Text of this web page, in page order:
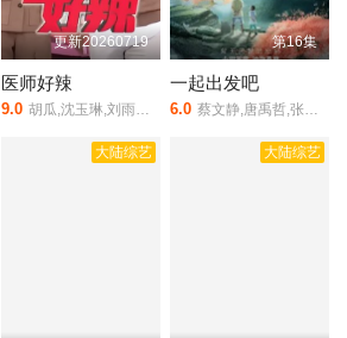
更新20260719
医师好辣
9.0 胡瓜,沈玉琳,刘雨柔,杨千霈,王俐人,何妤玟,殷琦,林睿君,王尹平
第16集
一起出发吧
6.0 蔡文静,唐禹哲,张远,伯远,张颜齐,乃万,段奥娟,李俊濠,樊凯杰,胡连馨,周密
大陆综艺 大陆综艺